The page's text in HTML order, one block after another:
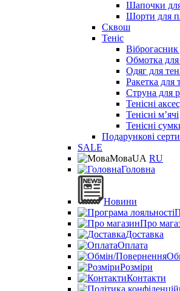
Шапочки
Шорти для
Сквош
Теніс
Обмотка для
Одяг для
Ракетка для
Струна для
Тенісні
Тенісні мʼячі
Тенісні
Подарункові
SALE
МоваUA RU
Головна
Новини
Про
Доставка
Оплата
Розміри
Контакти